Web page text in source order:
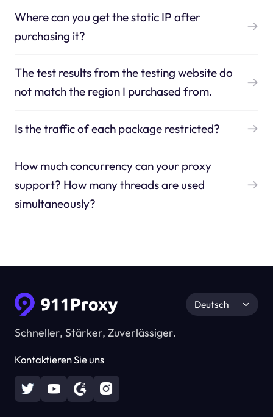
Where can you get the static IP after
purchasing it?
The test results from the testing website do
not match the region I purchased from.
Is the traffic of each package restricted?
How much concurrency can your proxy
support? How many threads are used
simultaneously?
Schneller, Stärker, Zuverlässiger.
Kontaktieren Sie uns
Deutsch